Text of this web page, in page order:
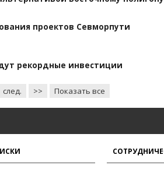
проектов Севморпути
рекордные инвестиции
след. >> Показать все